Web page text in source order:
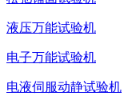
液压万能试验机
电子万能试验机
电液伺服动静试验机